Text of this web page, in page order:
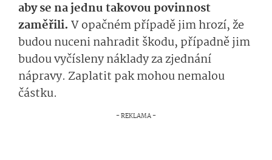
aby se na jednu takovou povinnost
zaměřili. V opačném případě jim hrozí, že
budou nuceni nahradit škodu, případně jim
budou vyčísleny náklady za zjednání
nápravy. Zaplatit pak mohou nemalou
částku.